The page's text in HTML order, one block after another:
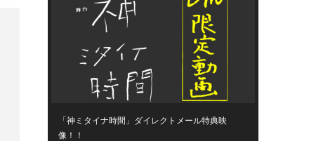
「神ミタイナ時間」ダイレクトメール特典映
像！！